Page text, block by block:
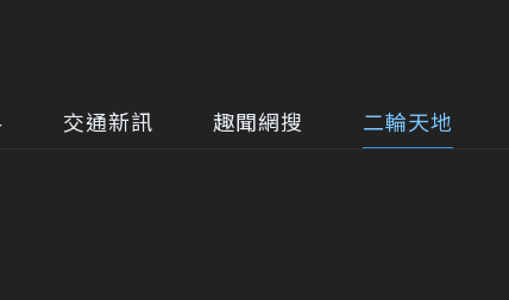
交通新訊 趣聞網搜 二輪天地